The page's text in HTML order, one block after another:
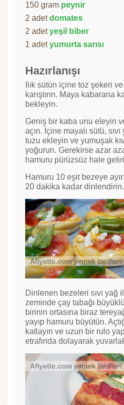
150 gram peynir
2 adetdomates
2 adetyeşil biber
1 adetyumurta sarısı
Hazırlanışı
Ilık sütün içine toz şekeri
karıştırın. Maya kabarana
bekleyin.
Geniş bir kaba unu eleyin
açın. İçine mayalı sütü, sıvı
tuzu ekleyin ve yumuşak
yoğurun. Gerekirse azar
hamuru pürüzsüz hale
Hamuru 10 eşit bezeye
20 dakika kadar dinlendirin.
Dinlenen bezeleri sıvı yağ
zeminde çay tabağı
birinin ortasına biraz
yayıp hamuru büyütün.
katlayın ve uzun bir rulo
etrafında dolayarak